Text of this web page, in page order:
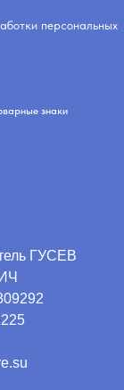
персональных
знаки
ГУСЕВ